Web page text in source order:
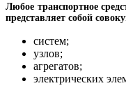
Любое транспортное
представляет собой
систем;
узлов;
агрегатов;
электрических